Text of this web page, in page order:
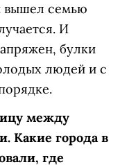
вышел семью
И
булки
людей и с
между
Какие города в
где